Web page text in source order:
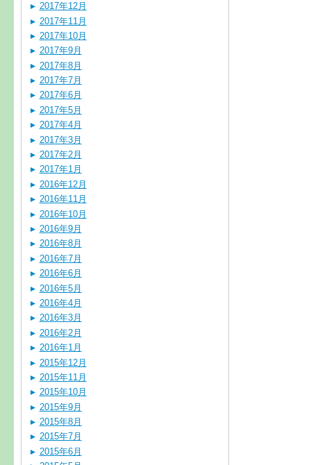
2017年12月
2017年11月
2017年10月
2017年9月
2017年8月
2017年7月
2017年6月
2017年5月
2017年4月
2017年3月
2017年2月
2017年1月
2016年12月
2016年11月
2016年10月
2016年9月
2016年8月
2016年7月
2016年6月
2016年5月
2016年4月
2016年3月
2016年2月
2016年1月
2015年12月
2015年11月
2015年10月
2015年9月
2015年8月
2015年7月
2015年6月